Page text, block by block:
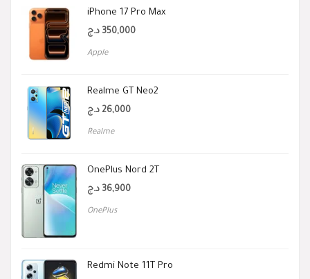
iPhone 17 Pro Max
350,000 د.ج
Apple
Realme GT Neo2
26,000 د.ج
Realme
OnePlus Nord 2T
36,900 د.ج
OnePlus
Redmi Note 11T Pro